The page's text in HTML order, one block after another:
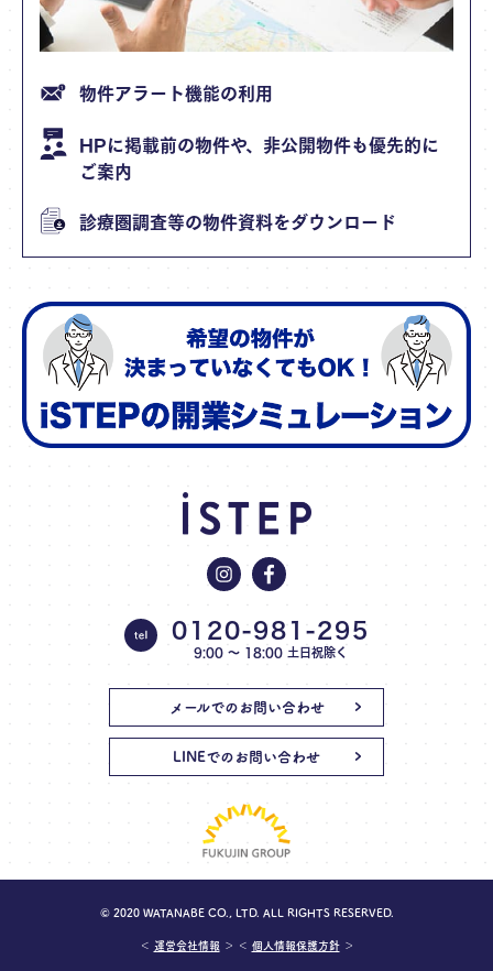
物件アラート機能の利用
HPに掲載前の物件や、非公開物件も優先的に
ご案内
診療圏調査等の物件資料をダウンロード
0120-981-295
9:00 〜 18:00 土日祝除く
メールでのお問い合わせ
LINEでのお問い合わせ
© 2020 WATANABE CO., LTD. ALL RIGHTS RESERVED.
＜ 運営会社情報＞ ＜ 個人情報保護方針＞